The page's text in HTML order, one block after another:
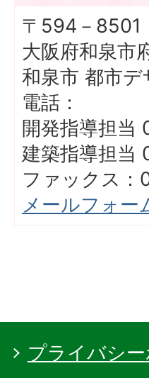
〒594－8501
大阪府和泉市
和泉市 都市
電話：
開発指導担当
建築指導担当
ファックス
メールフォー
プライバシ